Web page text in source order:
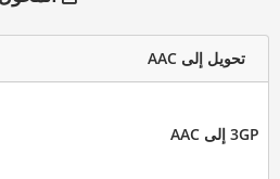
تحويل إلى AAC
3GP إلى AAC